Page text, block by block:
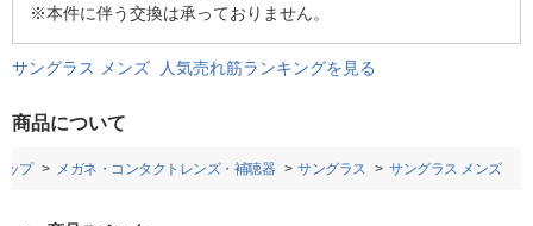
※本件に伴う交換は承っておりません。
サングラス メンズ 人気売れ筋ランキングを見る
商品について
ップ メガネ・コンタクトレンズ・補聴器 サングラス サングラス メンズ